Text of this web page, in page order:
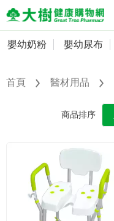
嬰幼奶粉
嬰幼尿布
保健／營養品
醫材用品
成人照護
抗菌 尿布 大樹獨家
會員資料及密碼修改
常用收件人清單
紅利點數查詢
購物金查詢
嬰幼奶粉 嬰幼尿布
首頁 醫材用品
商品排序